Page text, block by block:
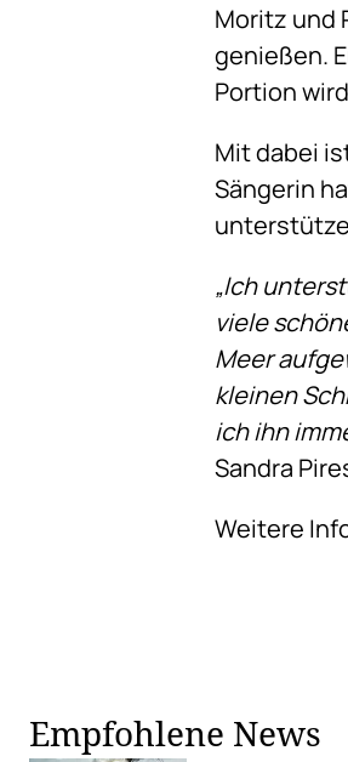
Moritz und
genießen.
Portion
Mit dabei
Sängerin
„Ich
viele
Meer
kleinen
ich ihn
Sandra
Weitere
Empfohlene News